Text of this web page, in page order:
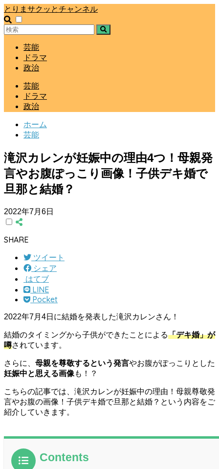
とりまサクッとチャンネル
芸能
ドラマ
政治
芸能
ドラマ
政治
ホーム
芸能
滝沢カレンが妊娠中の理由4つ！母親発
言やお腹ぽっこり画像！子供デキ婚で
旦那と結婚？
2022年7月6日
SHARE
ツイート
シェア
はてブ
LINE
Pocket
2022年7月4日に結婚を発表した滝沢カレンさん！
結婚のタイミングから子供ができたことによる「デキ婚」が
噂されています。
さらに、 母親を尊敬するという発言やお腹がぽっこりとした
妊娠中と思える画像 も！？
こちらの記事では、滝沢カレンが妊娠中の理由！母親尊敬発
言やお腹の画像！子供デキ婚で旦那と結婚？という内容をご
紹介していきます。
Contents